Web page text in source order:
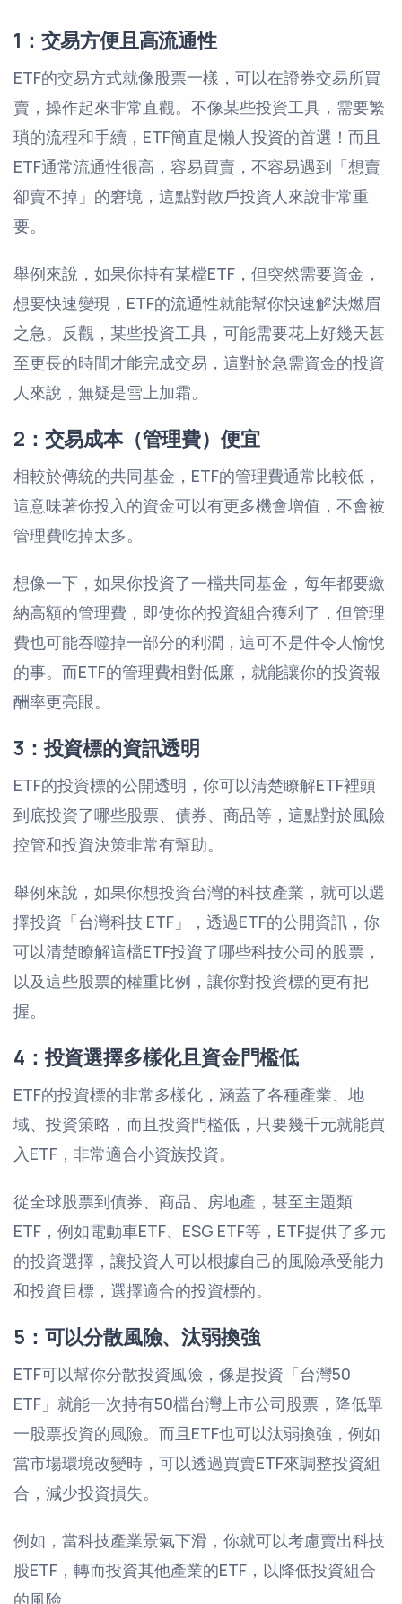
1：交易方便且高流通性
ETF的交易方式就像股票一樣，可以在證券交易所買
賣，操作起來非常直觀。不像某些投資工具，需要繁
瑣的流程和手續，ETF簡直是懶人投資的首選！而且
ETF通常流通性很高，容易買賣，不容易遇到「想賣
卻賣不掉」的窘境，這點對散戶投資人來說非常重
要。
舉例來說，如果你持有某檔ETF，但突然需要資金，
想要快速變現，ETF的流通性就能幫你快速解決燃眉
之急。反觀，某些投資工具，可能需要花上好幾天甚
至更長的時間才能完成交易，這對於急需資金的投資
人來說，無疑是雪上加霜。
2：交易成本（管理費）便宜
相較於傳統的共同基金，ETF的管理費通常比較低，
這意味著你投入的資金可以有更多機會增值，不會被
管理費吃掉太多。
想像一下，如果你投資了一檔共同基金，每年都要繳
納高額的管理費，即使你的投資組合獲利了，但管理
費也可能吞噬掉一部分的利潤，這可不是件令人愉悅
的事。而ETF的管理費相對低廉，就能讓你的投資報
酬率更亮眼。
3：投資標的資訊透明
ETF的投資標的公開透明，你可以清楚瞭解ETF裡頭
到底投資了哪些股票、債券、商品等，這點對於風險
控管和投資決策非常有幫助。
舉例來說，如果你想投資台灣的科技產業，就可以選
擇投資「台灣科技 ETF」，透過ETF的公開資訊，你
可以清楚瞭解這檔ETF投資了哪些科技公司的股票，
以及這些股票的權重比例，讓你對投資標的更有把
握。
4：投資選擇多樣化且資金門檻低
ETF的投資標的非常多樣化，涵蓋了各種產業、地
域、投資策略，而且投資門檻低，只要幾千元就能買
入ETF，非常適合小資族投資。
從全球股票到債券、商品、房地產，甚至主題類
ETF，例如電動車ETF、ESG ETF等，ETF提供了多元
的投資選擇，讓投資人可以根據自己的風險承受能力
和投資目標，選擇適合的投資標的。
5：可以分散風險、汰弱換強
ETF可以幫你分散投資風險，像是投資「台灣50
ETF」就能一次持有50檔台灣上市公司股票，降低單
一股票投資的風險。而且ETF也可以汰弱換強，例如
當市場環境改變時，可以透過買賣ETF來調整投資組
合，減少投資損失。
例如，當科技產業景氣下滑，你就可以考慮賣出科技
股ETF，轉而投資其他產業的ETF，以降低投資組合